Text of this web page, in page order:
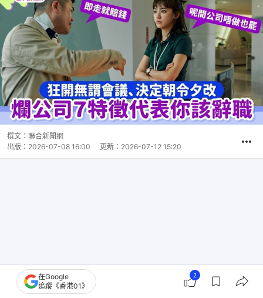
撰文： 聯合新聞網
出版： 2026-07-08 16:00 更新： 2026-07-12 15:20
在Google
追蹤《香港01》
2